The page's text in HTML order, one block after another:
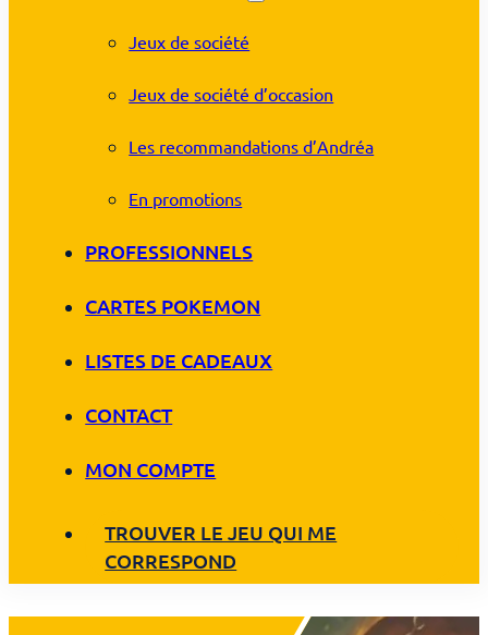
Jeux de société
Jeux de société d’occasion
Les recommandations d’Andréa
En promotions
PROFESSIONNELS
CARTES POKEMON
LISTES DE CADEAUX
CONTACT
MON COMPTE
TROUVER LE JEU QUI ME
CORRESPOND